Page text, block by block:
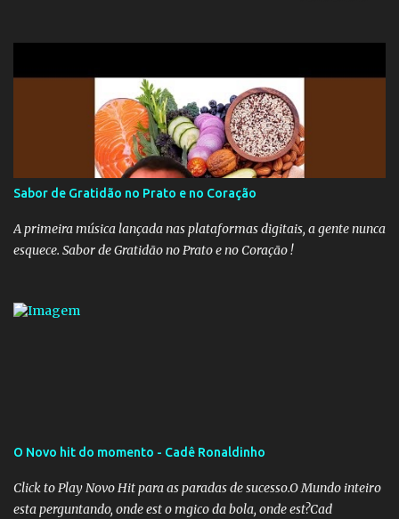
a publicação, a reforma da Previdência Social também está sendo
analisada pelos governadores, que querem subir a taxa de
recolhimento. Nesse caso, seriam atingidos os inativos da União e
dos estados. Atualmente, o teto do INSS é de R$ 5.189,82
Sabor de Gratidão no Prato e no Coração
A primeira música lançada nas plataformas digitais, a gente nunca
esquece. Sabor de Gratidão no Prato e no Coração !
O Novo hit do momento - Cadê Ronaldinho
Click to Play Novo Hit para as paradas de sucesso.O Mundo inteiro
esta perguntando, onde est o mgico da bola, onde est?Cad